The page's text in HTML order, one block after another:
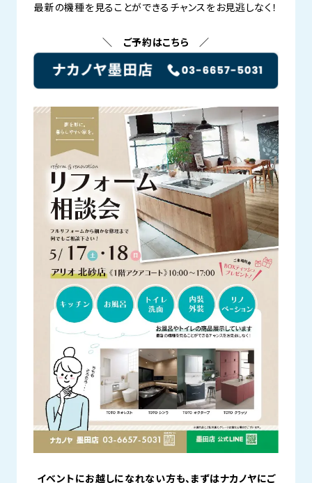
最新の機種を見ることができるチャンスをお見逃しなく！
＼ ご予約はこちら ／
イベントにお越しになれない方も、まずはナカノヤにご